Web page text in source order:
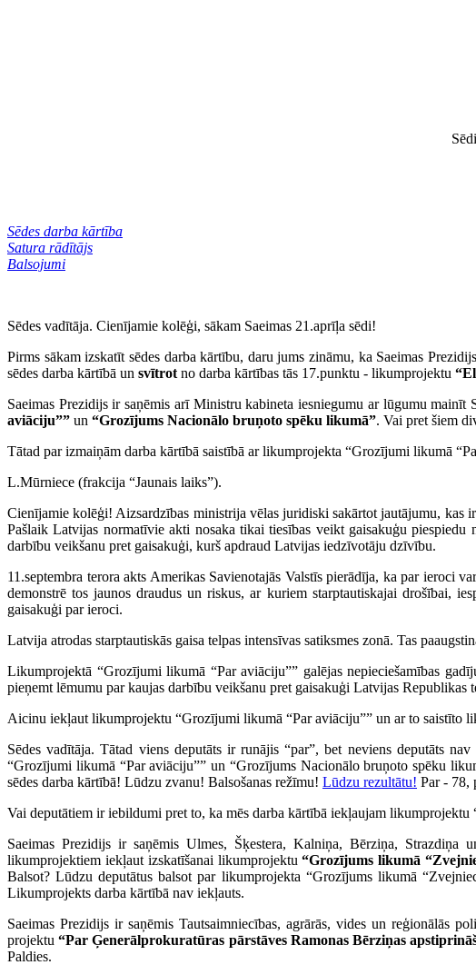
Sēdes darba kārtība
Satura rādītājs
Balsojumi
Sēdes vadītāja. Cienījamie kolēģi, sākam Saeimas 21.aprīļa sēdi!
Pirms sākam izskatīt sēdes darba kārtību, daru jums zināmu, ka Saeimas
sēdes darba kārtībā un svītrot no darba kārtības tās 17.punktu - likumprojektu
Saeimas Prezidijs ir saņēmis arī Ministru kabineta iesniegumu ar lūgumu
aviāciju”” un “Grozījums Nacionālo bruņoto spēku likumā”. Vai pret šiem
Tātad par izmaiņām darba kārtībā saistībā ar likumprojekta “Grozījumi likumā
L.Mūrniece (frakcija “Jaunais laiks”).
Cienījamie kolēģi! Aizsardzības ministrija vēlas juridiski sakārtot jautājumu, kas
Pašlaik Latvijas normatīvie akti nosaka tikai tiesības veikt gaisakuģu piespiedu
darbību veikšanu pret gaisakuģi, kurš apdraud Latvijas iedzīvotāju dzīvību.
11.septembra terora akts Amerikas Savienotajās Valstīs pierādīja, ka par ieroci
demonstrē tos jaunos draudus un riskus, ar kuriem starptautiskajai drošībai,
gaisakuģi par ieroci.
Latvija atrodas starptautiskās gaisa telpas intensīvas satiksmes zonā. Tas
Likumprojektā “Grozījumi likumā “Par aviāciju”” galējas nepieciešamības
pieņemt lēmumu par kaujas darbību veikšanu pret gaisakuģi Latvijas
Aicinu iekļaut likumprojektu “Grozījumi likumā “Par aviāciju”” un ar to saistīto
Sēdes vadītāja. Tātad viens deputāts ir runājis “par”, bet neviens deputāts
“Grozījumi likumā “Par aviāciju”” un “Grozījums Nacionālo bruņoto spēku
sēdes darba kārtībā! Lūdzu zvanu! Balsošanas režīmu! Lūdzu rezultātu! Par - 78,
Vai deputātiem ir iebildumi pret to, ka mēs darba kārtībā iekļaujam
Saeimas Prezidijs ir saņēmis Ulmes, Šķestera, Kalniņa, Bērziņa,
likumprojektiem iekļaut izskatīšanai likumprojektu“Grozījums likumā
Balsot? Lūdzu deputātus balsot par likumprojekta “Grozījums likumā
Likumprojekts darba kārtībā nav iekļauts.
Saeimas Prezidijs ir saņēmis Tautsaimniecības, agrārās, vides un reģionālās
projektu“Par Ģenerālprokuratūras pārstāves Ramonas Bērziņas
Paldies.